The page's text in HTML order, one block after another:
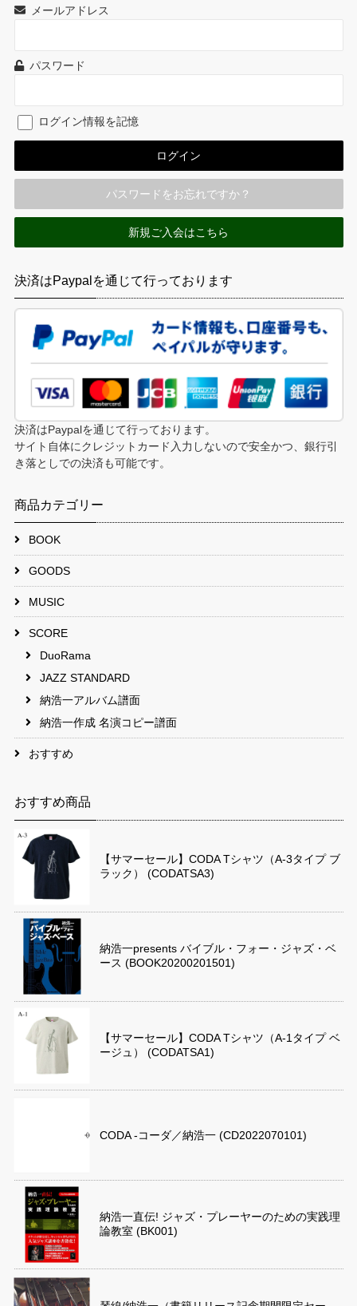
メールアドレス
パスワード
ログイン情報を記憶
パスワードをお忘れですか？
新規ご入会はこちら
決済はPaypalを通じて行っております
決済はPaypalを通じて行っております。
サイト自体にクレジットカード入力しないので安全かつ、銀行引
き落としでの決済も可能です。
商品カテゴリー
BOOK
GOODS
MUSIC
SCORE
DuoRama
JAZZ STANDARD
納浩一アルバム譜面
納浩一作成 名演コピー譜面
おすすめ
おすすめ商品
【サマーセール】CODA Tシャツ（A-3タイプ ブ
ラック） (CODATSA3)
納浩一presents バイブル・フォー・ジャズ・ベ
ース (BOOK20200201501)
【サマーセール】CODA Tシャツ（A-1タイプ ベ
ージュ） (CODATSA1)
CODA -コーダ／納浩一 (CD2022070101)
納浩一直伝! ジャズ・プレーヤーのための実践理
論教室 (BK001)